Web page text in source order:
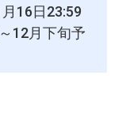
16日23:59
12月下旬予